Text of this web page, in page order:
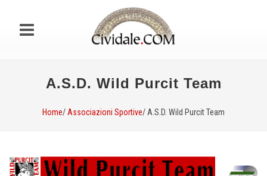
A.S.D. Wild Purcit Team
Home/ Associazioni Sportive/ A.S.D. Wild Purcit Team